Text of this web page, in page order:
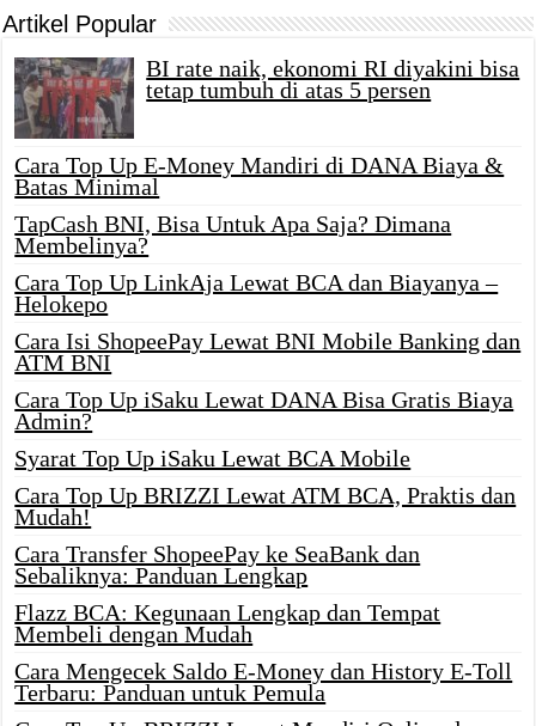
Artikel Popular
BI rate naik, ekonomi RI diyakini bisa
tetap tumbuh di atas 5 persen
Cara Top Up E-Money Mandiri di DANA Biaya &
Batas Minimal
TapCash BNI, Bisa Untuk Apa Saja? Dimana
Membelinya?
Cara Top Up LinkAja Lewat BCA dan Biayanya –
Helokepo
Cara Isi ShopeePay Lewat BNI Mobile Banking dan
ATM BNI
Cara Top Up iSaku Lewat DANA Bisa Gratis Biaya
Admin?
Syarat Top Up iSaku Lewat BCA Mobile
Cara Top Up BRIZZI Lewat ATM BCA, Praktis dan
Mudah!
Cara Transfer ShopeePay ke SeaBank dan
Sebaliknya: Panduan Lengkap
Flazz BCA: Kegunaan Lengkap dan Tempat
Membeli dengan Mudah
Cara Mengecek Saldo E-Money dan History E-Toll
Terbaru: Panduan untuk Pemula